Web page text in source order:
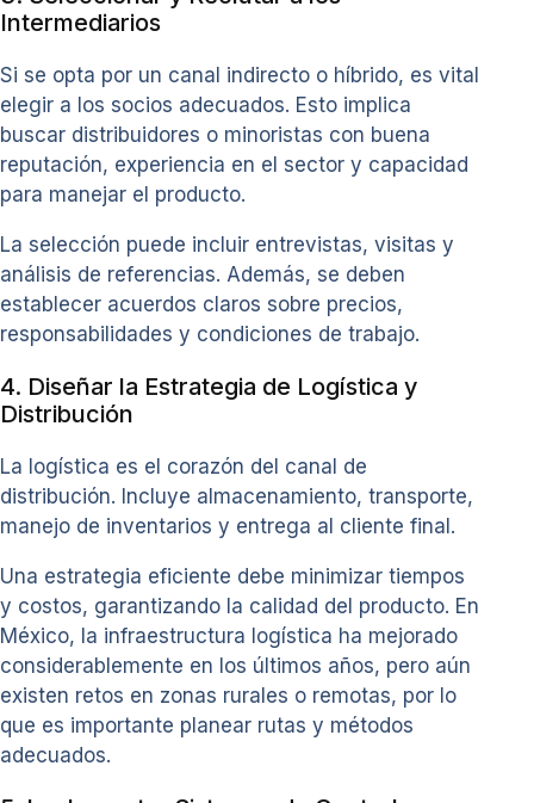
Intermediarios
Si se opta por un canal indirecto o híbrido, es vital
elegir a los socios adecuados. Esto implica
buscar distribuidores o minoristas con buena
reputación, experiencia en el sector y capacidad
para manejar el producto.
La selección puede incluir entrevistas, visitas y
análisis de referencias. Además, se deben
establecer acuerdos claros sobre precios,
responsabilidades y condiciones de trabajo.
4. Diseñar la Estrategia de Logística y
Distribución
La logística es el corazón del canal de
distribución. Incluye almacenamiento, transporte,
manejo de inventarios y entrega al cliente final.
Una estrategia eficiente debe minimizar tiempos
y costos, garantizando la calidad del producto. En
México, la infraestructura logística ha mejorado
considerablemente en los últimos años, pero aún
existen retos en zonas rurales o remotas, por lo
que es importante planear rutas y métodos
adecuados.